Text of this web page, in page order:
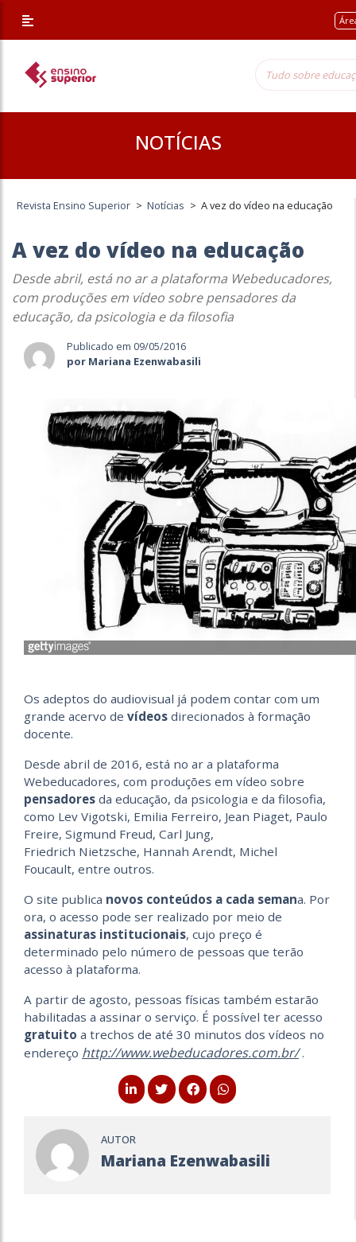
NOTÍCIAS
Revista Ensino Superior > Notícias > A vez do vídeo na educação
A vez do vídeo na educação
Desde abril, está no ar a plataforma Webeducadores,
com produções em vídeo sobre pensadores da
educação, da psicologia e da filosofia
Publicado em 09/05/2016
por Mariana Ezenwabasili
Os adeptos do audiovisual já podem contar com um
grande acervo de vídeos direcionados à formação
docente.
Desde abril de 2016, está no ar a plataforma
Webeducadores, com produções em vídeo sobre
pensadores da educação, da psicologia e da filosofia,
como Lev Vigotski, Emilia Ferreiro, Jean Piaget, Paulo
Freire, Sigmund Freud, Carl Jung,
Friedrich Nietzsche, Hannah Arendt, Michel
Foucault, entre outros.
O site publica novos conteúdos a cada semana. Por
ora, o acesso pode ser realizado por meio de
assinaturas institucionais, cujo preço é
determinado pelo número de pessoas que terão
acesso à plataforma.
A partir de agosto, pessoas físicas também estarão
habilitadas a assinar o serviço. É possível ter acesso
gratuito a trechos de até 30 minutos dos vídeos no
endereço http://www.webeducadores.com.br/.
AUTOR
Mariana Ezenwabasili